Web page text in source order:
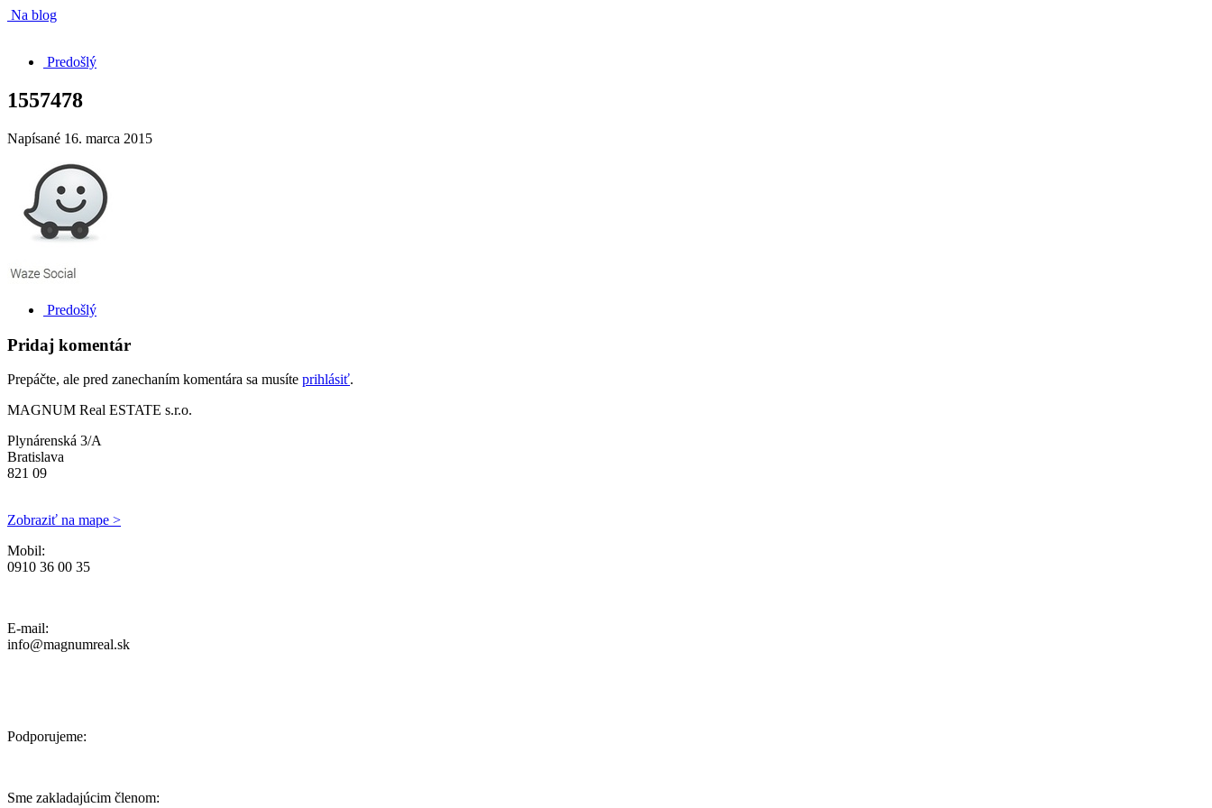
Na blog
Predošlý
1557478
Napísané 16. marca 2015
Predošlý
Pridaj komentár
Prepáčte, ale pred zanechaním komentára sa musíte prihlásiť.
MAGNUM Real ESTATE s.r.o.
Plynárenská 3/A
Bratislava
821 09
Zobraziť na mape >
Mobil:
0910 36 00 35
E-mail:
info@magnumreal.sk
Podporujeme:
Sme zakladajúcim členom: